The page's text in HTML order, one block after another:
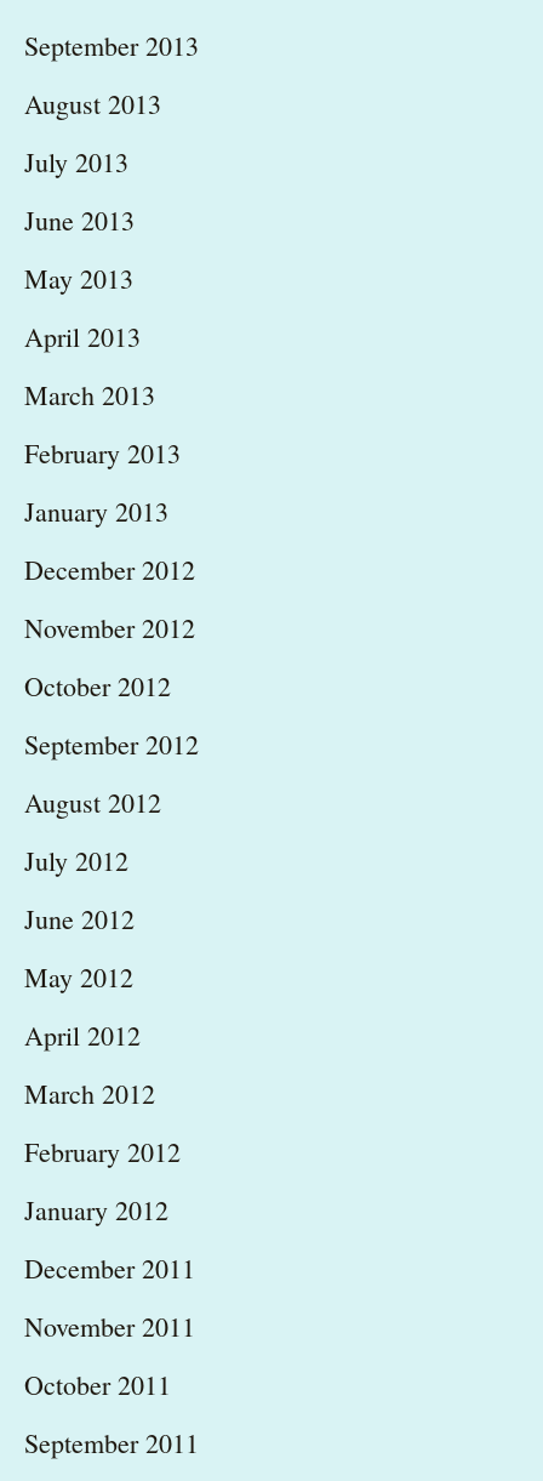
September 2013
August 2013
July 2013
June 2013
May 2013
April 2013
March 2013
February 2013
January 2013
December 2012
November 2012
October 2012
September 2012
August 2012
July 2012
June 2012
May 2012
April 2012
March 2012
February 2012
January 2012
December 2011
November 2011
October 2011
September 2011